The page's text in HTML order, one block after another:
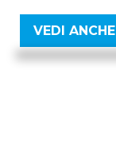
VEDI ANCHE